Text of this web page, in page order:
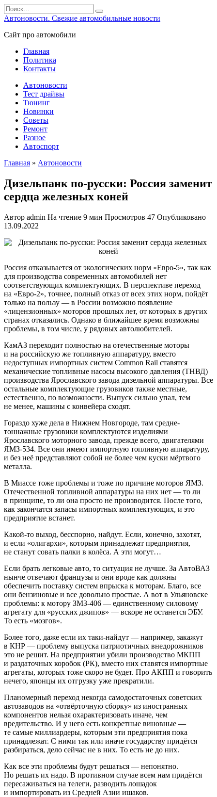
Перейти
к
Search
for:
Автоновости. Свежие автомобильные новости
Сайт про автомобили
Главная
Политика
Контакты
Автоновости
Тест драйвы
Тюнинг
Новинки
Советы
Ремонт
Разное
Автоспорт
Главная » Автоновости
Дизельпанк по-русски: Россия заменит
сердца железных коней
Автор admin На чтение 9 мин Просмотров 47 Опубликовано
13.09.2022
Россия отказывается от экологических норм «Евро-5», так как
для производства современных автомобилей нет
соответствующих комплектующих. В перспективе переход
на «Евро-2», точнее, полный отказ от всех этих норм, пойдёт
только на пользу — в России возможно появление
«лицензионных» моторов прошлых лет, от которых в других
странах отказались. Однако в ближайшее время возможны
проблемы, в том числе, у рядовых автолюбителей.
КамАЗ переходит полностью на отечественные моторы
и на российскую же топливную аппаратуру, вместо
недоступных импортных систем Common Rail ставятся
механические топливные насосы высокого давления (ТНВД)
производства Ярославского завода дизельной аппаратуры. Все
остальные комплектующие грузовиков также местные,
естественно, по возможности. Выпуск сильно упал, тем
не менее, машины с конвейера сходят.
Гораздо хуже дела в Нижнем Новгороде, там средне-
тоннажные грузовики комплектуются изделиями
Ярославского моторного завода, прежде всего, двигателями
ЯМЗ-534. Все они имеют импортную топливную аппаратуру,
и без неё представляют собой не более чем куски мёртвого
металла.
В Миассе тоже проблемы и тоже по причине моторов ЯМЗ.
Отечественной топливной аппаратуры на них нет — то ли
в принципе, то ли она просто не производится. После того,
как закончатся запасы импортных комплектующих, и это
предприятие встанет.
Какой-то выход, бесспорно, найдут. Если, конечно, захотят,
и если «олигархи», которым принадлежат предприятия,
не станут совать палки в колёса. А эти могут…
Если брать легковые авто, то ситуация не лучше. За АвтоВАЗ
нынче отвечают французы и они вроде как должны
обеспечить поставку систем впрыска к моторам. Благо, все
они бензиновые и все довольно простые. А вот в Ульяновске
проблемы: к мотору ЗМЗ-406 — единственному силовому
агрегату для «русских джипов» — вскоре не останется ЭБУ.
То есть «мозгов».
Более того, даже если их таки-найдут — например, закажут
в КНР — проблему выпуска патриотичных внедорожников
это не решит. На предприятии убили производство МКПП
и раздаточных коробок (РК), вместо них ставятся импортные
агрегаты, которых тоже скоро не будет. Про АКПП и говорить
нечего, японцы их отгрузку уже прекратили.
Планомерный переход некогда самодостаточных советских
автозаводов на «отвёрточную сборку» из иностранных
компонентов нельзя охарактеризовать иначе, чем
вредительство. И у него есть конкретные виновные —
те самые миллиардеры, которым эти предприятия пока
принадлежат. С ними так или иначе государству придётся
разбираться, дело сейчас не в них. То есть не до них.
Как все эти проблемы будут решаться — непонятно.
Но решать их надо. В противном случае всем нам придётся
пересаживаться на телеги, разводить лошадок
и импортировать из Средней Азии ишаков.